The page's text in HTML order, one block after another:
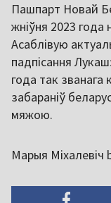
Пашпарт Новай
жніўня 2023 года
Асаблівую
падпісання
года так званага
забараніў
мяжою.
Марыя Міхалевіч